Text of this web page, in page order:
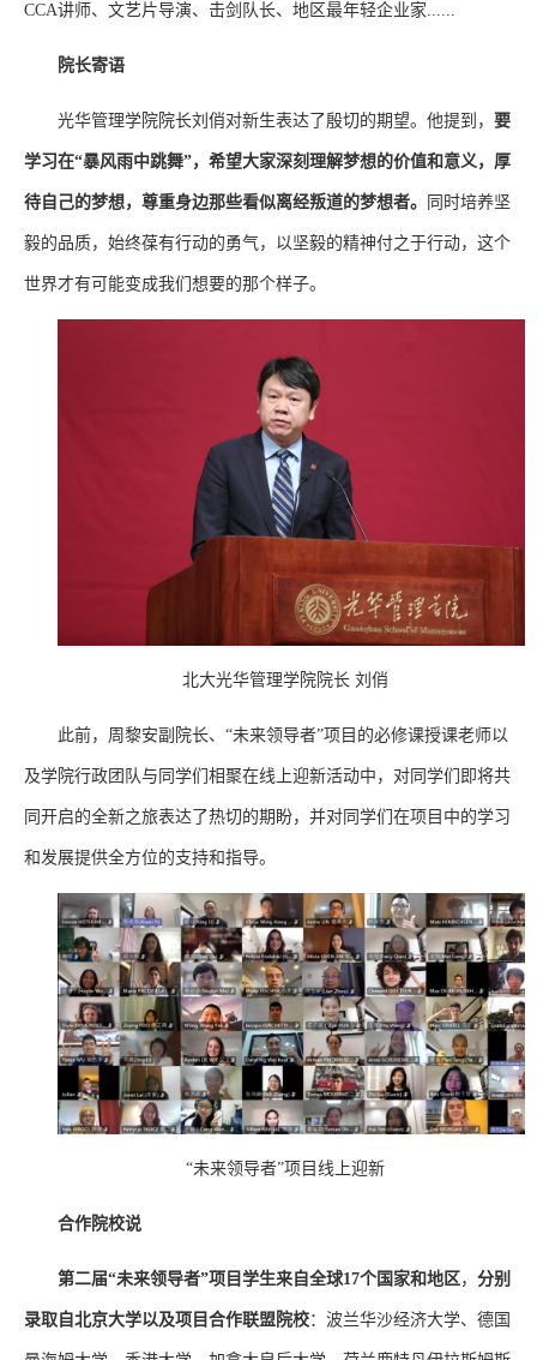
CCA讲师、文艺片导演、击剑队长、地区最年轻企业家......
院长寄语
光华管理学院院长刘俏对新生表达了殷切的期望。他提到， 要
学习在“暴风雨中跳舞”，希望大家深刻理解梦想的价值和意义，厚
待自己的梦想，尊重身边那些看似离经叛道的梦想者。 同时培养坚
毅的品质，始终葆有行动的勇气，以坚毅的精神付之于行动，这个
世界才有可能变成我们想要的那个样子。
北大光华管理学院院长 刘俏
此前，周黎安副院长、“未来领导者”项目的必修课授课老师以
及学院行政团队与同学们相聚在线上迎新活动中，对同学们即将共
同开启的全新之旅表达了热切的期盼，并对同学们在项目中的学习
和发展提供全方位的支持和指导。
“未来领导者”项目线上迎新
合作院校说
第二届“未来领导者”项目学生来自全球17个国家和地区， 分别
录取自北京大学以及项目合作联盟院校：波兰华沙经济大学、德国